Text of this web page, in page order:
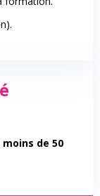
moins de 50